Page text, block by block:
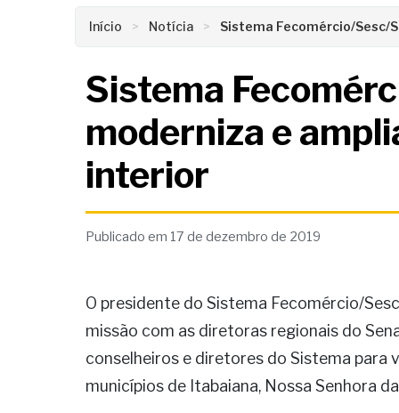
Início Notícia Sistema Fecomércio/Sesc/
Sistema
moderniza e
interior
Publicado em 17 de dezembro de 2019
O presidente do Sistema Fecomércio/
missão com as diretoras regionais do
conselheiros e diretores do Sistema para
municípios de Itabaiana, Nossa Senhora